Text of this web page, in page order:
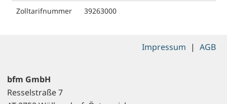
Zolltarifnummer 39263000
bfm GmbH
Resselstraße 7
Impressum | AGB